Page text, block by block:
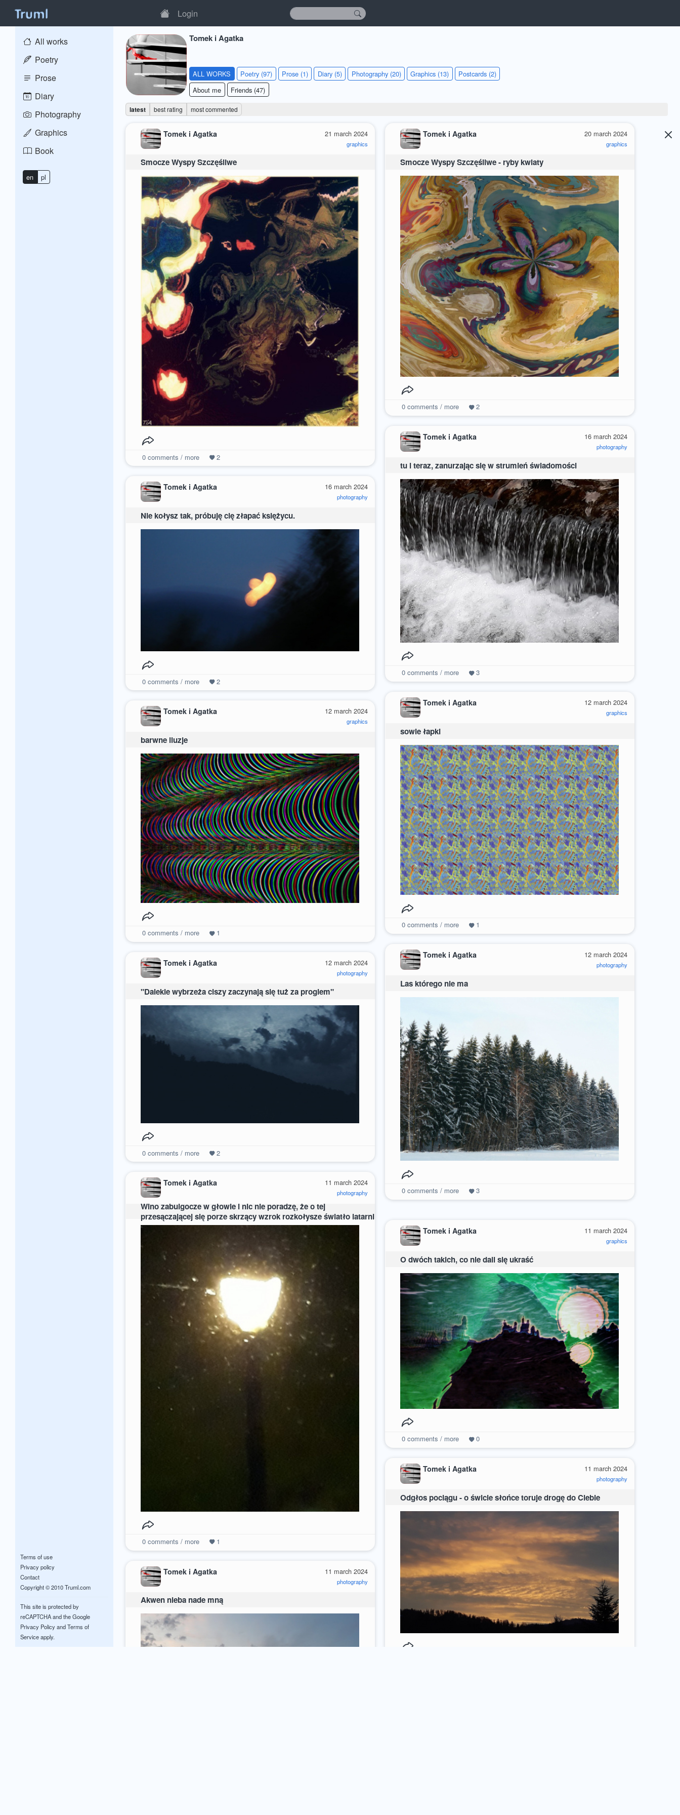
Login
All works
Poetry
Prose
Diary
Photography
Graphics
Book
en pl
Terms of use
Privacy policy
Contact
Copyright © 2010 Truml.com
This site is protected by
reCAPTCHA and the Google
Privacy PolicyandTerms of
Serviceapply.
Tomek i Agatka
ALL WORKS Poetry (97) Prose (1) Diary (5) Photography (20) Graphics (13)
Postcards (2)
About me
Friends (47)
latest best rating most commented
21 march 2024
graphics
Tomek i Agatka
Smocze Wyspy Szczęśliwe
0comments / more 2
20 march 2024
graphics
Tomek i Agatka
Smocze Wyspy Szczęśliwe - ryby kwiaty
0comments / more 2
16 march 2024
photography
Tomek i Agatka
tu i teraz, zanurzając się w strumień świadomości
0comments / more 3
16 march 2024
photography
Tomek i Agatka
Nie kołysz tak, próbuję cię złapać księżycu.
0comments / more 2
12 march 2024
graphics
Tomek i Agatka
sowie łapki
0comments / more 1
12 march 2024
graphics
Tomek i Agatka
barwne iluzje
0comments / more 1
12 march 2024
photography
Tomek i Agatka
Las którego nie ma
0comments / more 3
12 march 2024
photography
Tomek i Agatka
"Dalekie wybrzeża ciszy zaczynają się tuż za progiem"
0comments / more 2
11 march 2024
photography
Tomek i Agatka
Wino zabulgocze w głowie i nic nie poradzę, że o tej
przesączającej się porze skrzący wzrok rozkołysze światło latarni
0comments / more 1
11 march 2024
graphics
Tomek i Agatka
O dwóch takich, co nie dali się ukraść
0comments / more 0
11 march 2024
photography
Tomek i Agatka
Odgłos pociągu - o świcie słońce toruje drogę do Ciebie
11 march 2024
photography
Tomek i Agatka
Akwen nieba nade mną